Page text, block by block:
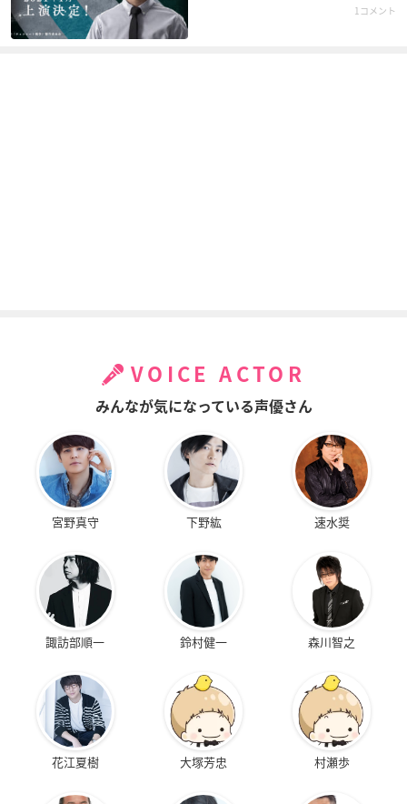
1コメント
VOICE ACTOR
みんなが気になっている声優さん
宮野真守 下野紘 速水奨
諏訪部順一 鈴村健一 森川智之
花江夏樹 大塚芳忠 村瀬歩